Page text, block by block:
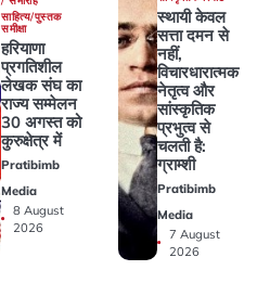
साहित्य/पुस्तक
समीक्षा
हरियाणा
प्रगतिशील
लेखक संघ का
राज्य सम्मेलन
30 अगस्त को
कुरुक्षेत्र में
Pratibimb
Media
8 August
2026
स्थायी केवल
सत्ता दमन से
नहीं,
विचारधारात्मक
नेतृत्व और
सांस्कृतिक
प्रभुत्व से
चलती है:
ग्राम्शी
Pratibimb
Media
7 August
2026